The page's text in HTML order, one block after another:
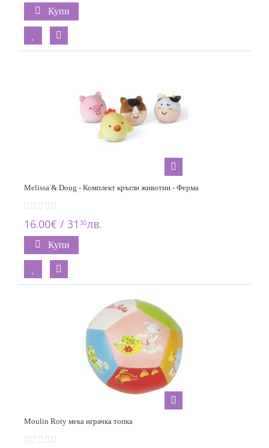
Купи
Melissa & Doug - Комплект кръгли животни - Ферма
16.00€ / 31 30лв.
Купи
Moulin Roty мека играчка топка